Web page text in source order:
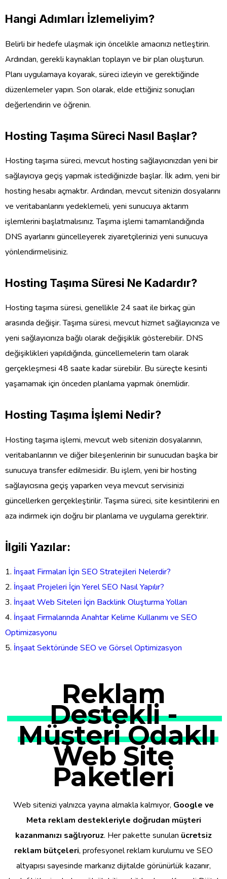
Hangi Adımları İzlemeliyim?
Belirli bir hedefe ulaşmak için öncelikle amacınızı netleştirin.
Ardından, gerekli kaynakları toplayın ve bir plan oluşturun.
Planı uygulamaya koyarak, süreci izleyin ve gerektiğinde
düzenlemeler yapın. Son olarak, elde ettiğiniz sonuçları
değerlendirin ve öğrenin.
Hosting Taşıma Süreci Nasıl Başlar?
Hosting taşıma süreci, mevcut hosting sağlayıcınızdan yeni bir
sağlayıcıya geçiş yapmak istediğinizde başlar. İlk adım, yeni bir
hosting hesabı açmaktır. Ardından, mevcut sitenizin dosyalarını
ve veritabanlarını yedeklemeli, yeni sunucuya aktarım
işlemlerini başlatmalısınız. Taşıma işlemi tamamlandığında
DNS ayarlarını güncelleyerek ziyaretçilerinizi yeni sunucuya
yönlendirmelisiniz.
Hosting Taşıma Süresi Ne Kadardır?
Hosting taşıma süresi, genellikle 24 saat ile birkaç gün
arasında değişir. Taşıma süresi, mevcut hizmet sağlayıcınıza ve
yeni sağlayıcınıza bağlı olarak değişiklik gösterebilir. DNS
değişiklikleri yapıldığında, güncellemelerin tam olarak
gerçekleşmesi 48 saate kadar sürebilir. Bu süreçte kesinti
yaşamamak için önceden planlama yapmak önemlidir.
Hosting Taşıma İşlemi Nedir?
Hosting taşıma işlemi, mevcut web sitenizin dosyalarının,
veritabanlarının ve diğer bileşenlerinin bir sunucudan başka bir
sunucuya transfer edilmesidir. Bu işlem, yeni bir hosting
sağlayıcısına geçiş yaparken veya mevcut servisinizi
güncellerken gerçekleştirilir. Taşıma süreci, site kesintilerini en
aza indirmek için doğru bir planlama ve uygulama gerektirir.
İlgili Yazılar:
İnşaat Firmaları İçin SEO Stratejileri Nelerdir?
İnşaat Projeleri İçin Yerel SEO Nasıl Yapılır?
İnşaat Web Siteleri İçin Backlink Oluşturma Yolları
İnşaat Firmalarında Anahtar Kelime Kullanımı ve SEO
Optimizasyonu
İnşaat Sektöründe SEO ve Görsel Optimizasyon
Reklam
Destekli -
Müşteri Odaklı
Web Site
Paketleri
Web sitenizi yalnızca yayına almakla kalmıyor, Google ve
Meta reklam destekleriyle doğrudan müşteri
kazanmanızı sağlıyoruz. Her pakette sunulan ücretsiz
reklam bütçeleri, profesyonel reklam kurulumu ve SEO
altyapısı sayesinde markanız dijitalde görünürlük kazanır,